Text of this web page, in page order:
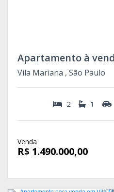
Apartamento à
Vila Mariana , São Paulo
2 1
Venda
R$ 1.490.000,00